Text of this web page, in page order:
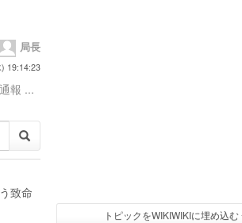
局長
19:14:23
通報 ...
致命
トピックをWIKIWIKIに埋め込む